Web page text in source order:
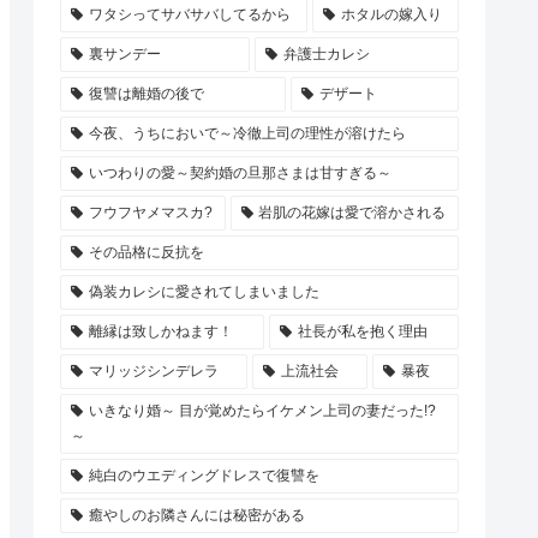
ワタシってサバサバしてるから ホタルの嫁入り
裏サンデー 弁護士カレシ
復讐は離婚の後で デザート
今夜、うちにおいで～冷徹上司の理性が溶けたら
いつわりの愛～契約婚の旦那さまは甘すぎる～
フウフヤメマスカ? 岩肌の花嫁は愛で溶かされる
その品格に反抗を
偽装カレシに愛されてしまいました
離縁は致しかねます！ 社長が私を抱く理由
マリッジシンデレラ 上流社会 暴夜
いきなり婚～ 目が覚めたらイケメン上司の妻だった!?
～
純白のウエディングドレスで復讐を
癒やしのお隣さんには秘密がある